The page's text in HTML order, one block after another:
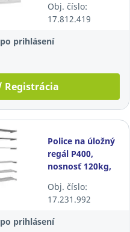
svetlosivá
Obj. číslo:
17.812.419
prihlásení
Registrácia
Police na úložný
regál P400,
nosnosť 120kg,
Obj. číslo:
17.231.992
prihlásení